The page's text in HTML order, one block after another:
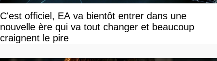
C'est officiel, EA va bientôt entrer dans une
nouvelle ère qui va tout changer et beaucoup
craignent le pire